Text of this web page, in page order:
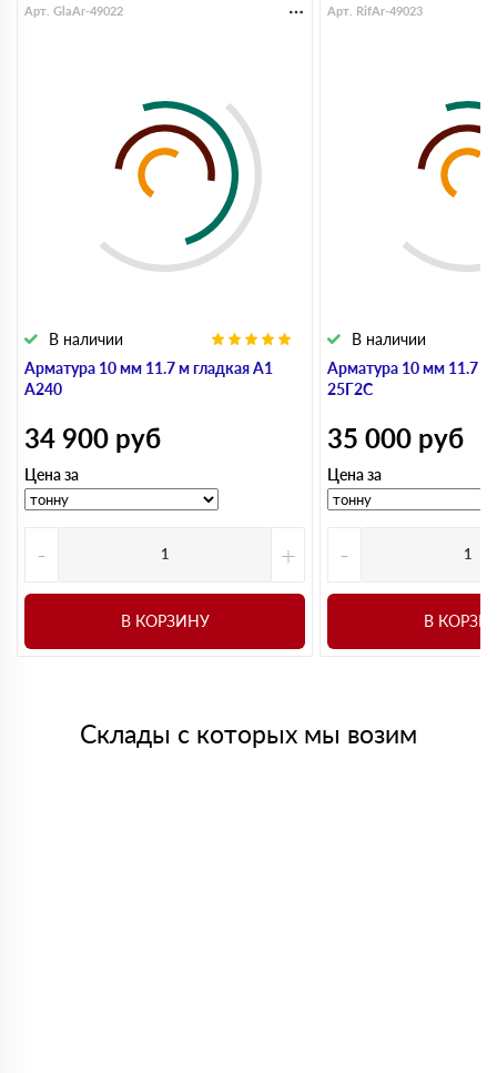
Арматура 10 мм 11.7 м гладкая А1
А240
В наличии
Арт. GlaAr-49022
34 900 руб
Цена за
- +
В КОРЗИНУ
Арматура 10 мм 11.7 м
25Г2С
В наличии
Арт. RifAr-49023
35 000 руб
Цена за
-
В
Склады с которых мы возим